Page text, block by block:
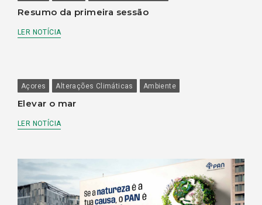
Resumo da primeira sessão
LER NOTÍCIA
Açores Alterações Climáticas Ambiente
Elevar o mar
LER NOTÍCIA